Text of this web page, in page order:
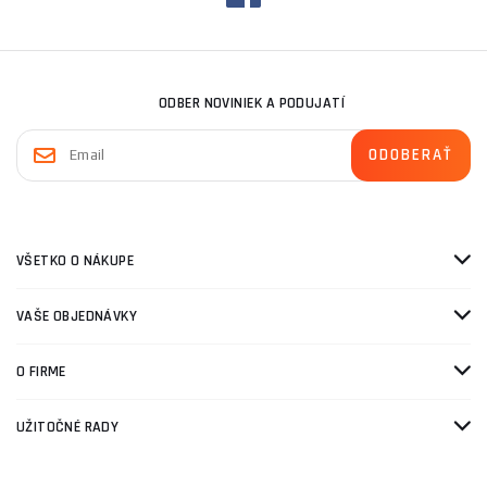
ODBER NOVINIEK A PODUJATÍ
VŠETKO O NÁKUPE
VAŠE OBJEDNÁVKY
O FIRME
UŽITOČNÉ RADY